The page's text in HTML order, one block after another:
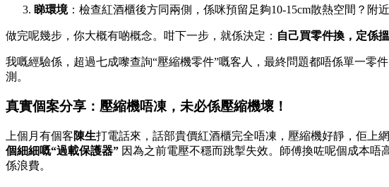
睇環境：檢查紅酒櫃後方同兩側，係咪預留足夠10-15cm散熱空間？附
做完呢幾步，你大概有啲概念。咁下一步，就係決定： 自己買零件換，定係
我嘅經驗係，超過七成嚟查詢“壓縮機零件”嘅客人，最終問題都唔係單一
測。
真實個案分享：壓縮機唔凍，未必係壓縮機壞！
上個月有個客陳生打電話來，話部貴價紅酒櫃完全唔凍，壓縮機好靜，佢上
個細細嘅“過載保護器” 因為之前電壓不穩而跳掣失效。師傅換咗呢個成本唔
係浪費。